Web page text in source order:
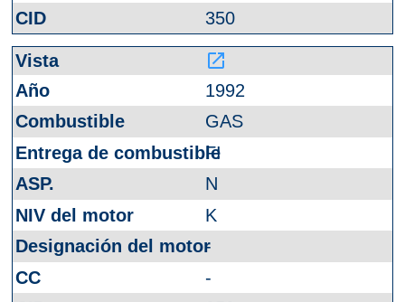
350
launch
1992
GAS
FI
N
K
-
-